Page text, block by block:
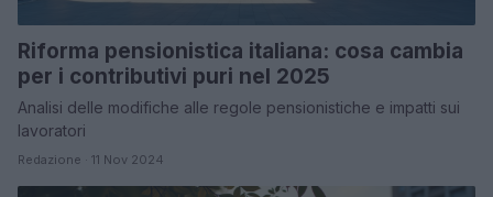
Riforma pensionistica italiana: cosa cambia
per i contributivi puri nel 2025
Analisi delle modifiche alle regole pensionistiche e impatti sui
lavoratori
Redazione · 11 Nov 2024